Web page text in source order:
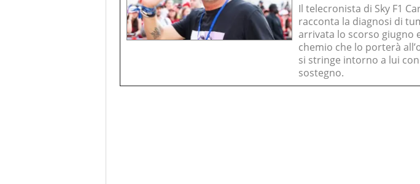
Il telecronista di Sky F1
racconta la diagnosi di
arrivata lo scorso giugno
chemio che lo porterà
si stringe intorno a lui
sostegno.